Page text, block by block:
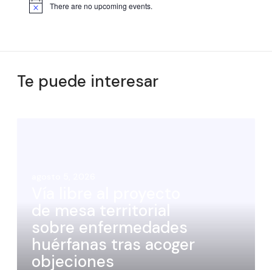
There are no upcoming events.
Te puede interesar
de mesa territorial
sobre enfermedades
huérfanas tras acoger
objeciones